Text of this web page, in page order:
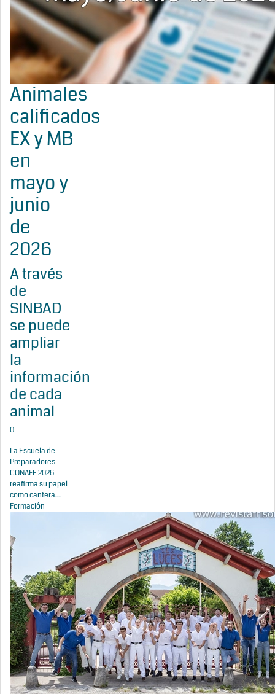
Animales
calificados
EX y MB
en
mayo y
junio
de
2026
A través
de
SINBAD
se puede
ampliar
la
información
de cada
animal
0
La Escuela de
Preparadores
CONAFE 2026
reafirma su papel
como cantera...
Formación